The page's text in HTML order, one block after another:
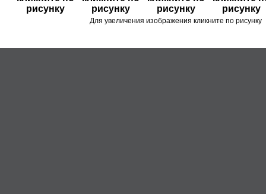
Для увеличения изображения кликните по рисунку